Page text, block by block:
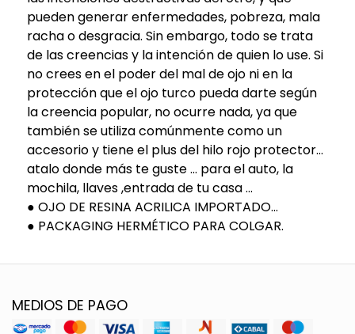
pueden generar enfermedades, pobreza, mala
racha o desgracia. Sin embargo, todo se trata
de las creencias y la intención de quien lo use. Si
no crees en el poder del mal de ojo ni en la
protección que el ojo turco pueda darte según
la creencia popular, no ocurre nada, ya que
también se utiliza comúnmente como un
accesorio y tiene el plus del hilo rojo protector...
atalo donde más te guste ... para el auto, la
mochila, llaves ,entrada de tu casa ...
● OJO DE RESINA ACRILICA IMPORTADO...
● PACKAGING HERMÉTICO PARA COLGAR.
MEDIOS DE PAGO